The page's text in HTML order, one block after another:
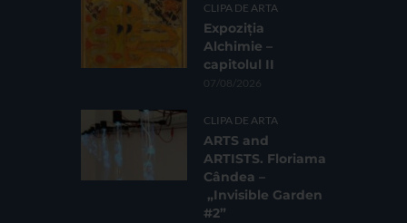
CLIPA DE ARTA
Expoziția
Alchimie –
capitolul II
07/08/2026
CLIPA DE ARTA
ARTS and
ARTISTS. Floriama
Cândea –
„Invisible Garden
#2”